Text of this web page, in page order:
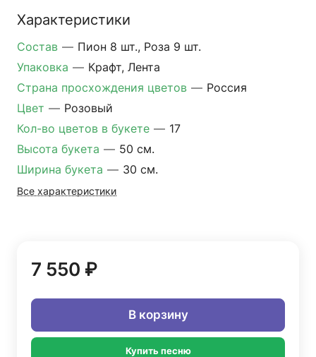
Характеристики
Состав — Пион 8 шт., Роза 9 шт.
Упаковка — Крафт, Лента
Страна просхождения цветов — Россия
Цвет — Розовый
Кол-во цветов в букете — 17
Высота букета — 50 см.
Ширина букета — 30 см.
Все характеристики
7 550 ₽
В корзину
Купить песню